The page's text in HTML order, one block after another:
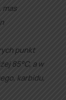
mas
punkt
85°C, a w
karbidu,